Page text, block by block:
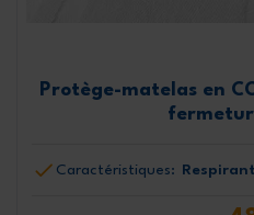
Protège-matelas en
Caractéristiques: Respirant